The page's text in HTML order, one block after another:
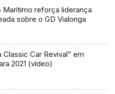
Marítimo reforça liderança
sobre o GD Vialonga
Classic Car Revival” em
2021 (vídeo)